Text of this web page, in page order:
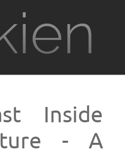
dickiens
vidéo
à Metz
Inside
- A